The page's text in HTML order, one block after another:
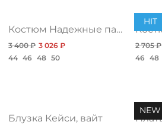
Костюм Надежные партнеры, хит
3 400 ₽ 3 026 ₽
44 46 48 50
HIT
2 705 ₽
46 48
Блузка Кейси, вайт
NEW